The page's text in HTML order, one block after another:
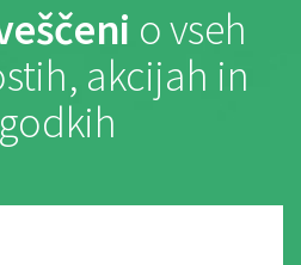
o vseh
akcijah in